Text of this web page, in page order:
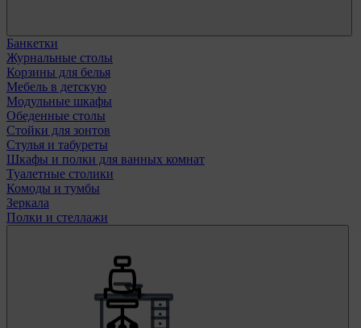
Банкетки
Журнальные столы
Корзины для белья
Мебель в детскую
Модульные шкафы
Обеденные столы
Стойки для зонтов
Стулья и табуреты
Шкафы и полки для ванных комнат
Туалетные столики
Комоды и тумбы
Зеркала
Полки и стеллажи